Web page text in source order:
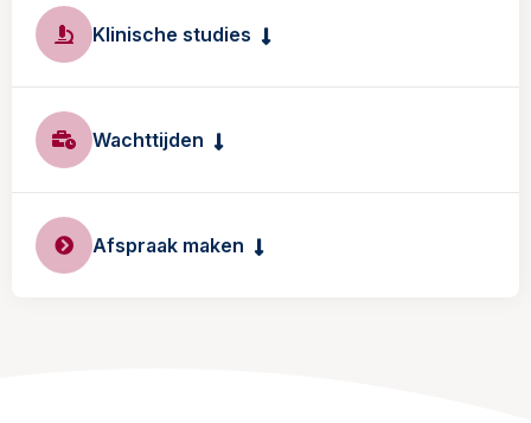
Klinische studies
Wachttijden
Afspraak maken